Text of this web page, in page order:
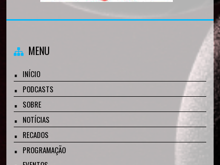
MENU
INÍCIO
PODCASTS
SOBRE
NOTÍCIAS
RECADOS
PROGRAMAÇÃO